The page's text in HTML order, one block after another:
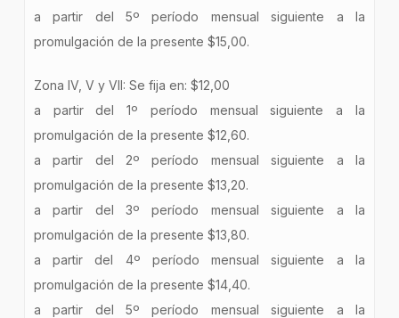
a partir del 5º período mensual siguiente a la
promulgación de la presente $15,00.
Zona IV, V y VII: Se fija en: $12,00
a partir del 1º período mensual siguiente a la
promulgación de la presente $12,60.
a partir del 2º período mensual siguiente a la
promulgación de la presente $13,20.
a partir del 3º período mensual siguiente a la
promulgación de la presente $13,80.
a partir del 4º período mensual siguiente a la
promulgación de la presente $14,40.
a partir del 5º período mensual siguiente a la